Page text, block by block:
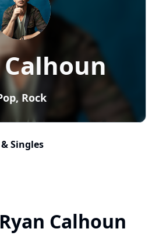
Calhoun
Rock
Singles
Calhoun